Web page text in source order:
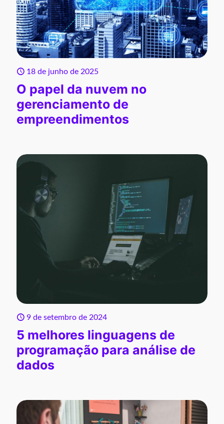
18 de junho de 2025
O papel da nuvem no
gerenciamento de
empreendimentos
9 de setembro de 2024
5 melhores linguagens de
programação para análise de
dados